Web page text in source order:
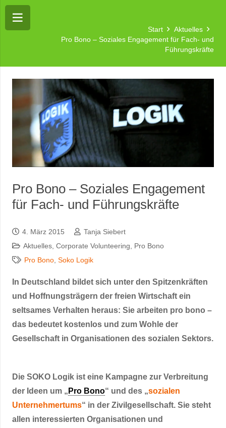
Start
Aktuelles
Pro Bono – Soziales Engagement für Fach- und
Führungskräfte
Pro Bono – Soziales Engagement
für Fach- und Führungskräfte
4. März 2015
Tanja Siebert
Aktuelles, Corporate Volunteering
Pro Bono
Pro Bono, Soko Logik
In Deutschland bildet sich unter den Spitzenkräften
und Hoffnungsträgern der freien Wirtschaft ein
seltsames Verhalten heraus: Sie arbeiten pro bono –
das bedeutet kostenlos und zum Wohle der
Gesellschaft in Organisationen des sozialen Sektors.
Die SOKO Logik ist eine Kampagne zur Verbreitung
der Ideen um „ Pro Bono“ und des „sozialen
Unternehmertums“ in der Zivilgesellschaft. Sie steht
allen interessierten Organisationen und